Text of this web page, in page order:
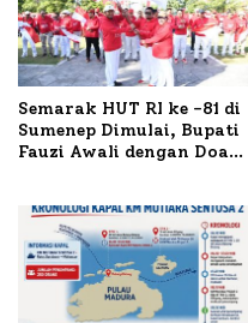
Semarak HUT RI ke -81 di
Sumenep Dimulai, Bupati
Fauzi Awali dengan Doa